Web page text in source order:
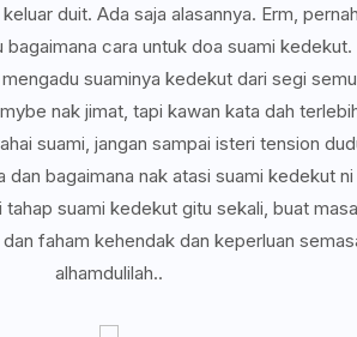
duit. Ada saja alasannya. Erm,
bagaimana cara untuk doa suami kedekut.
suaminya kedekut dari segi
nak jimat, tapi kawan kata dah
suami, jangan sampai isteri tension
bagaimana nak atasi suami kedekut
suami kedekut gitu sekali, buat
faham kehendak dan keperluan
alhamdulilah..